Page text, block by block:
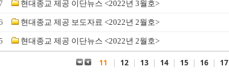
현대종교 제공 이단뉴스 <2022년 3월호>
현대종교 제공 보도자료 <2022년 2월호>
현대종교 제공 이단뉴스 <2022년 2월호>
11 | 12 | 13 | 14 | 15 | 16 | 17